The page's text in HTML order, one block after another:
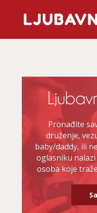
Pronađite
druženje,
baby/daddy, ili
oglasniku
osoba koje